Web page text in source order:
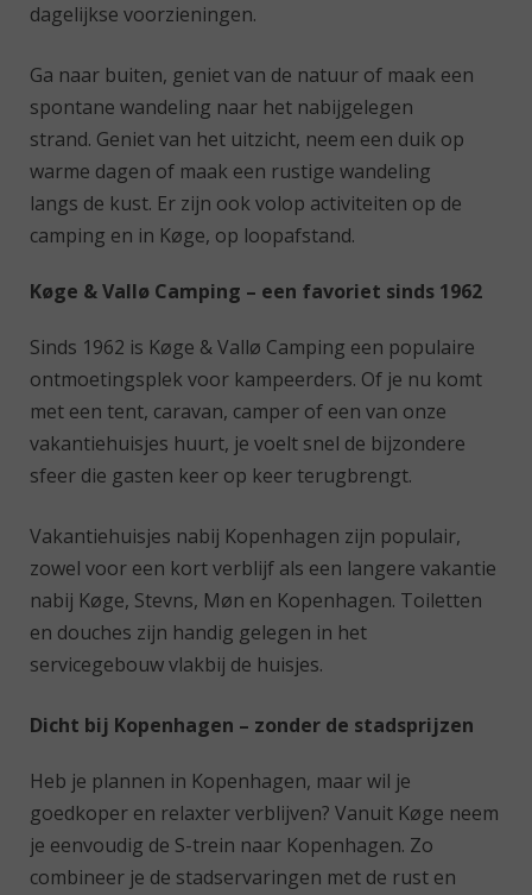
dagelijkse voorzieningen.
Ga naar buiten, geniet van de natuur of maak een
spontane wandeling naar het nabijgelegen
strand. Geniet van het uitzicht, neem een duik op
warme dagen of maak een rustige wandeling
langs de kust. Er zijn ook volop activiteiten op de
camping en in Køge, op loopafstand.
Køge & Vallø Camping – een favoriet sinds 1962
Sinds 1962 is Køge & Vallø Camping een populaire
ontmoetingsplek voor kampeerders. Of je nu komt
met een tent, caravan, camper of een van onze
vakantiehuisjes huurt, je voelt snel de bijzondere
sfeer die gasten keer op keer terugbrengt.
Vakantiehuisjes nabij Kopenhagen zijn populair,
zowel voor een kort verblijf als een langere vakantie
nabij Køge, Stevns, Møn en Kopenhagen. Toiletten
en douches zijn handig gelegen in het
servicegebouw vlakbij de huisjes.
Dicht bij Kopenhagen – zonder de stadsprijzen
Heb je plannen in Kopenhagen, maar wil je
goedkoper en relaxter verblijven? Vanuit Køge neem
je eenvoudig de S-trein naar Kopenhagen. Zo
combineer je de stadservaringen met de rust en